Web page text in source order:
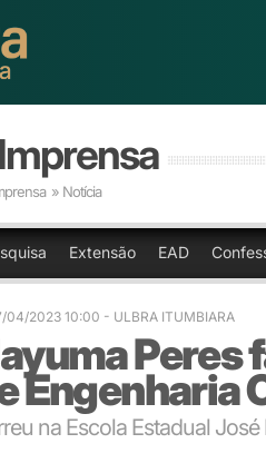
» Notícia
Extensão EAD
04/2023 10:00 - ULBRA ITUMBIARA
Peres
Engenharia
na Escola Estadual